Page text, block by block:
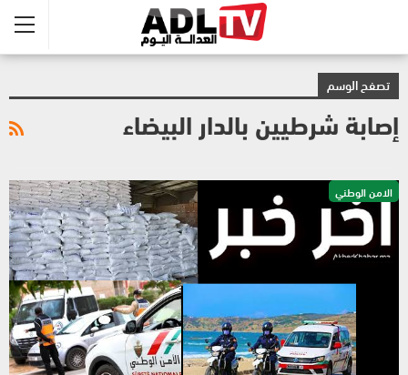
تصفح الوسم
إصابة شرطيين بالدار البيضاء
الامن الوطني